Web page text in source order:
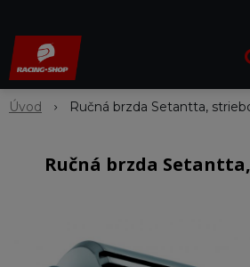
Úvod Ručná brzda Setantta,
Ručná brzda